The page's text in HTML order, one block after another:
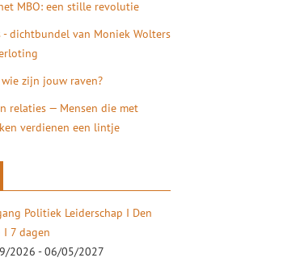
MBO: een stille revolutie
- dichtbundel van Moniek Wolters
zijn jouw raven?
relaties — Mensen die met
verdienen een lintje
Politiek Leiderschap I Den
I 7 dagen
2026 - 06/05/2027